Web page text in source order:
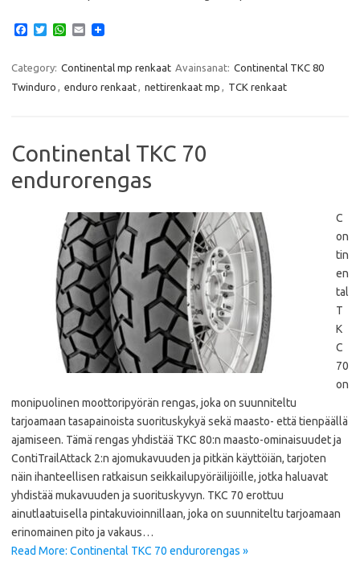
e
o
T
t
e
W
t
A
E
i
Category: Continental mp renkaat Avainsanat: Continental TKC 80
Twinduro , enduro renkaat, nettirenkaat mp , TCK renkaat
Continental TKC 70
endurorengas
C
on
tin
en
tal
T
K
C
70
on
monipuolinen moottoripyörän rengas, joka on suunniteltu
tarjoamaan tasapainoista suorituskykyä sekä maasto- että tienpäällä
ajamiseen. Tämä rengas yhdistää TKC 80:n maasto-ominaisuudet ja
ContiTrailAttack 2:n ajomukavuuden ja pitkän käyttöiän, tarjoten
näin ihanteellisen ratkaisun seikkailupyöräilijöille, jotka haluavat
yhdistää mukavuuden ja suorituskyvyn. TKC 70 erottuu
ainutlaatuisella pintakuvioinnillaan, joka on suunniteltu tarjoamaan
erinomainen pito ja vakaus…
Read More: Continental TKC 70 endurorengas »